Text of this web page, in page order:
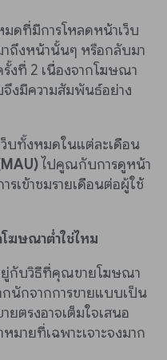
ดที่มีการโหลดหน้าเว็บ
ถึงหน้านั้นๆ หรือกลับมา
งที่ 2 เนื่องจากโฆษณา
จึงมีความสัมพันธ์อย่าง
บทั้งหมดในแต่ละเดือน
ไปคูณกับการดูหน้า
รเข้าชมรายเดือนต่อผู้ใช้
โฆษณาต่ำใช่ไหม
ยู่กับวิธีที่คุณขายโฆษณา
กนักจากการขายแบบเป็น
ตรงอาจเต็มใจเสนอ
มายที่เฉพาะเจาะจงมาก